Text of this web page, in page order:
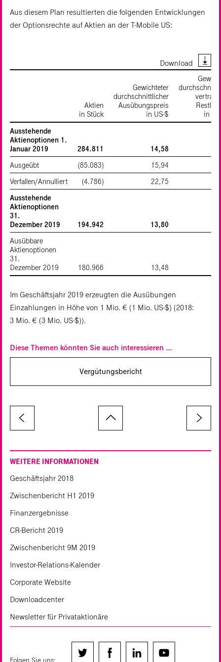
Aus diesem Plan resultierten die folgenden Entwicklungen
der Optionsrechte auf Aktien an der T‑Mobile US:
Download
Aktien
in Stück
Gewichteter
durchschnittlicher
Ausübungs­preis
in US‑$
in
Ausstehende
Aktienoptionen 1.
Januar 2019
284.811
14,58
Ausgeübt
(85.083)
15,94
Verfallen/Annulliert
(4.786)
22,75
Ausstehende
Aktienoptionen
31.
Dezember 2019
194.942
13,80
Ausübbare
Aktienoptionen
31.
Dezember 2019
180.966 13,48
Im Geschäftsjahr 2019 erzeugten die Ausübungen
Einzahlungen in Höhe von 1 Mio. € (1 Mio. US‑$) (2018:
3 Mio. € (3 Mio. US‑$)).
Diese Themen könnten Sie auch interessieren …
Vergütungs­bericht
WEITERE INFORMATIONEN
Geschäftsjahr 2018
Zwischenbericht H1 2019
Finanzergebnisse
CR-Bericht 2019
Zwischenbericht 9M 2019
Investor-Relations-Kalender
Corporate Website
Downloadcenter
Newsletter für Privataktionäre